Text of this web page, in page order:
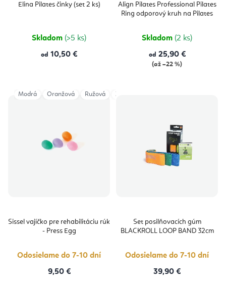
Elina Pilates činky (set 2 ks)
Skladom (>5 ks)
od 10,50 €
Align Pilates Professional Pilates
Ring odporový kruh na Pilates
Skladom (2 ks)
od 25,90 €
(až –22 %)
Sissel vajíčko pre rehabilitáciu rúk
- Press Egg
Odosielame do 7-10 dní
9,50 €
Modrá Oranžová Ružová Zelená
Set posilňovacích gúm
BLACKROLL LOOP BAND 32cm
Odosielame do 7-10 dní
39,90 €